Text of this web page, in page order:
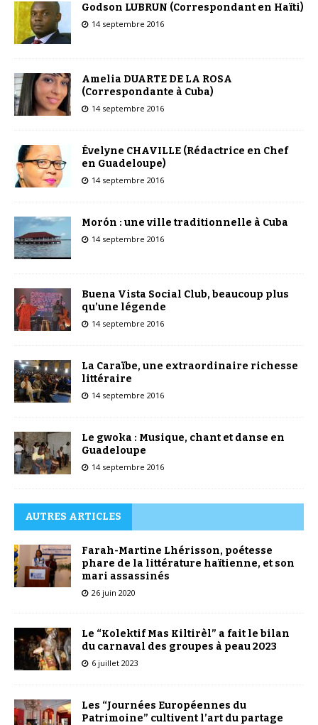
Godson LUBRUN (Correspondant en Haïti)
14 septembre 2016
Amelia DUARTE DE LA ROSA
(Correspondante à Cuba)
14 septembre 2016
Évelyne CHAVILLE (Rédactrice en Chef
en Guadeloupe)
14 septembre 2016
Morón : une ville traditionnelle à Cuba
14 septembre 2016
Buena Vista Social Club, beaucoup plus
qu’une légende
14 septembre 2016
La Caraïbe, une extraordinaire richesse
littéraire
14 septembre 2016
Le gwoka : Musique, chant et danse en
Guadeloupe
14 septembre 2016
AUTRES ARTICLES
Farah-Martine Lhérisson, poétesse
phare de la littérature haïtienne, et son
mari assassinés
26 juin 2020
Le “Kolektif Mas Kiltirèl” a fait le bilan
du carnaval des groupes à peau 2023
6 juillet 2023
Les “Journées Européennes du
Patrimoine” cultivent l’art du partage